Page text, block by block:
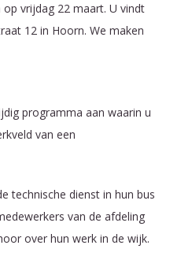
vrijdag 22 maart. U vindt
12 in Hoorn. We maken
programma aan waarin u
van een
technische dienst in hun bus
van de afdeling
over hun werk in de wijk.